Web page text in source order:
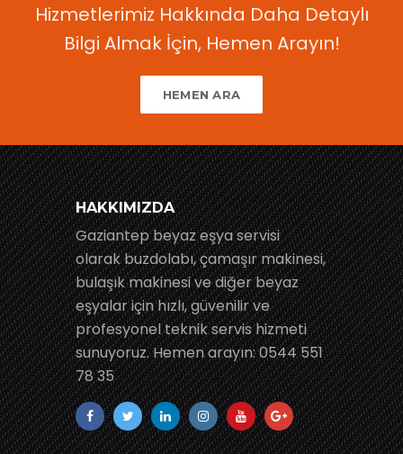
Hizmetlerimiz Hakkında Daha Detaylı
Bilgi Almak İçin, Hemen Arayın!
HEMEN ARA
HAKKIMIZDA
Gaziantep beyaz eşya servisi
olarak buzdolabı, çamaşır makinesi,
bulaşık makinesi ve diğer beyaz
eşyalar için hızlı, güvenilir ve
profesyonel teknik servis hizmeti
sunuyoruz. Hemen arayın: 0544 551
78 35